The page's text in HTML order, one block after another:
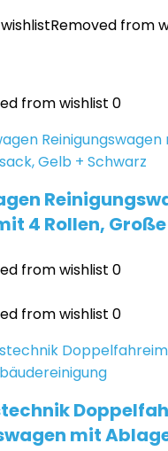
Removed from
from wishlist 0
4 Rollen,
from wishlist 0
from wishlist 0
mit